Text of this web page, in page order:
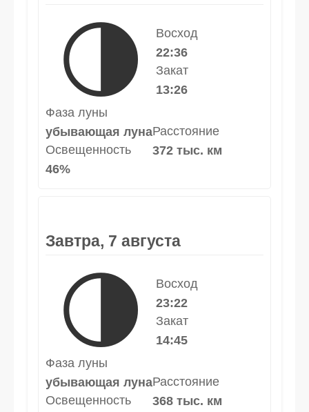
🌗
Восход
22:36
Закат
13:26
Фаза луны
убывающая луна
Освещенность
46%
Расстояние
372 тыс. км
Завтра, 7 августа
🌗
Восход
23:22
Закат
14:45
Фаза луны
убывающая луна
Освещенность
Расстояние
368 тыс. км